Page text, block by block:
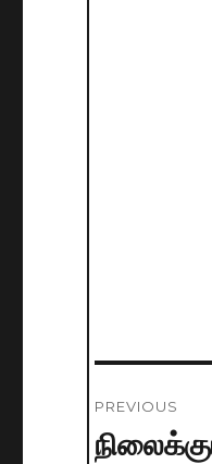
PREVIOUS
Previous